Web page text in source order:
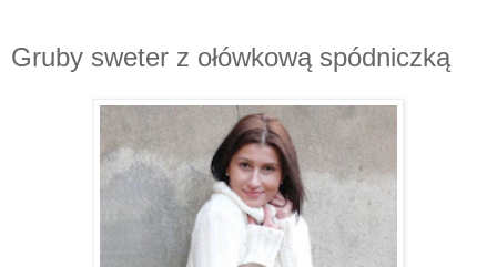
Gruby sweter z ołówkową spódniczką